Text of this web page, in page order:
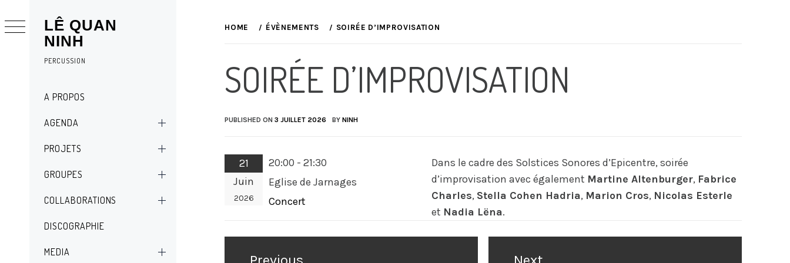
LÊ QUAN
NINH
PERCUSSION
Menu
A PROPOS
AGENDA
PROJETS
GROUPES
COLLABORATIONS
DISCOGRAPHIE
MEDIA
to
content
HOME ÉVÈNEMENTS SOIRÉE D’IMPROVISATION
SOIRÉE D’IMPROVISATION
PUBLISHED ON3 JUILLET 2026 BYNINH
21
Juin
2026
20:00 - 21:30
Eglise de Jarnages
Concert
Dans le cadre des Solstices Sonores d’Epicentre, soirée
d’improvisation avec également Martine Altenburger, Fabrice
Charles, Stella Cohen Hadria, Marion Cros, Nicolas Esterle
et Nadia Lëna.